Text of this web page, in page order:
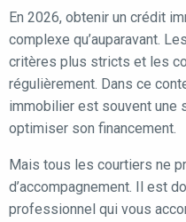
En 2026, obtenir un crédit
complexe qu’auparavant.
critères plus stricts et les
régulièrement. Dans ce
immobilier est souvent une
optimiser son financement.
Mais tous les courtiers ne
d’accompagnement. Il est
professionnel qui vous